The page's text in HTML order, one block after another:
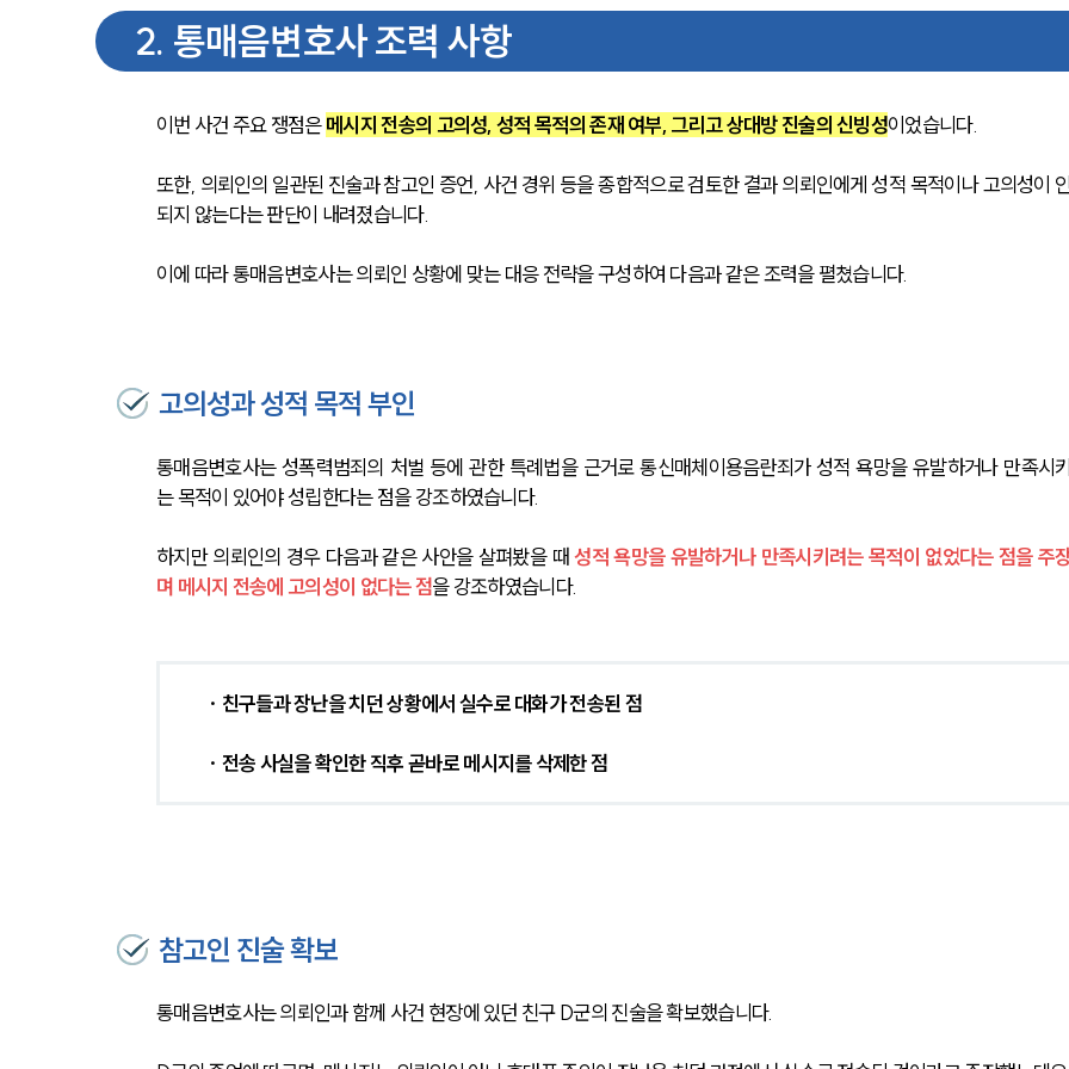
2. 통매음변호사 조력 사항
이번 사건 주요 쟁점은 메시지 전송의 고의성, 성적 목적의 존재 여부, 그리고 상대방 진술의 신빙성이었습니다.
또한, 의뢰인의 일관된 진술과 참고인 증언, 사건 경위 등을 종합적으로 검토한 결과 의뢰인에게 성적 목적이나 고의성이
되지 않는다는 판단이 내려졌습니다.
이에 따라 통매음변호사는 의뢰인 상황에 맞는 대응 전략을 구성하여 다음과 같은 조력을 펼쳤습니다.
고의성과 성적 목적 부인
통매음변호사는 성폭력범죄의 처벌 등에 관한 특례법을 근거로 통신매체이용음란죄가 성적 욕망을 유발하거나 만족시
는 목적이 있어야 성립한다는 점을 강조하였습니다.
하지만 의뢰인의 경우 다음과 같은 사안을 살펴봤을 때 성적 욕망을 유발하거나 만족시키려는 목적이 없었다는 점을 주
며 메시지 전송에 고의성이 없다는 점을 강조하였습니다.
· 친구들과 장난을 치던 상황에서 실수로 대화가 전송된 점
· 전송 사실을 확인한 직후 곧바로 메시지를 삭제한 점
참고인 진술 확보
통매음변호사는 의뢰인과 함께 사건 현장에 있던 친구 D군의 진술을 확보했습니다.